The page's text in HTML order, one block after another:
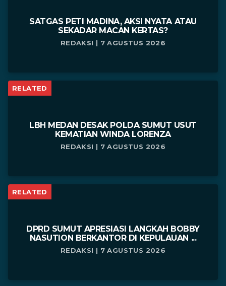
SATGAS PETI MADINA, AKSI NYATA ATAU
SEKADAR MACAN KERTAS?
REDAKSI | 7 AGUSTUS 2026
RELATED
LBH MEDAN DESAK POLDA SUMUT USUT
KEMATIAN WINDA LORENZA
REDAKSI | 7 AGUSTUS 2026
RELATED
DPRD SUMUT APRESIASI LANGKAH BOBBY
NASUTION BERKANTOR DI KEPULAUAN ...
REDAKSI | 7 AGUSTUS 2026